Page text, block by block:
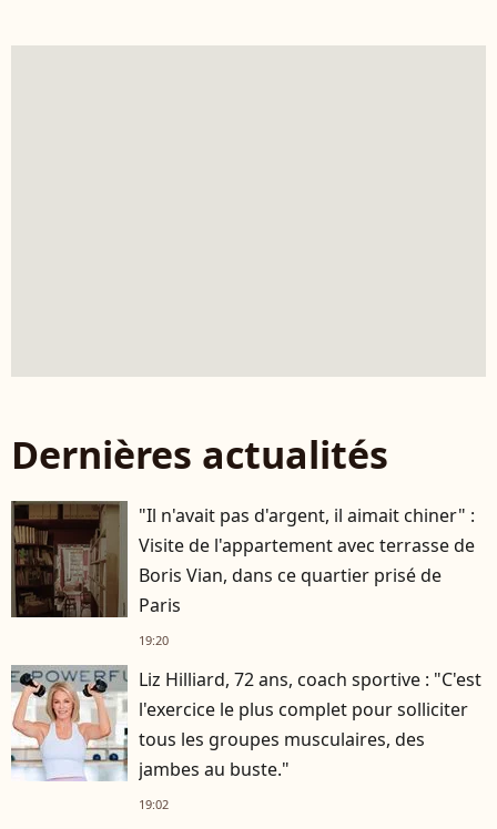
Dernières actualités
"Il n'avait pas d'argent, il aimait chiner" :
Visite de l'appartement avec terrasse de
Boris Vian, dans ce quartier prisé de
Paris
19:20
Liz Hilliard, 72 ans, coach sportive : "C'est
l'exercice le plus complet pour solliciter
tous les groupes musculaires, des
jambes au buste."
19:02